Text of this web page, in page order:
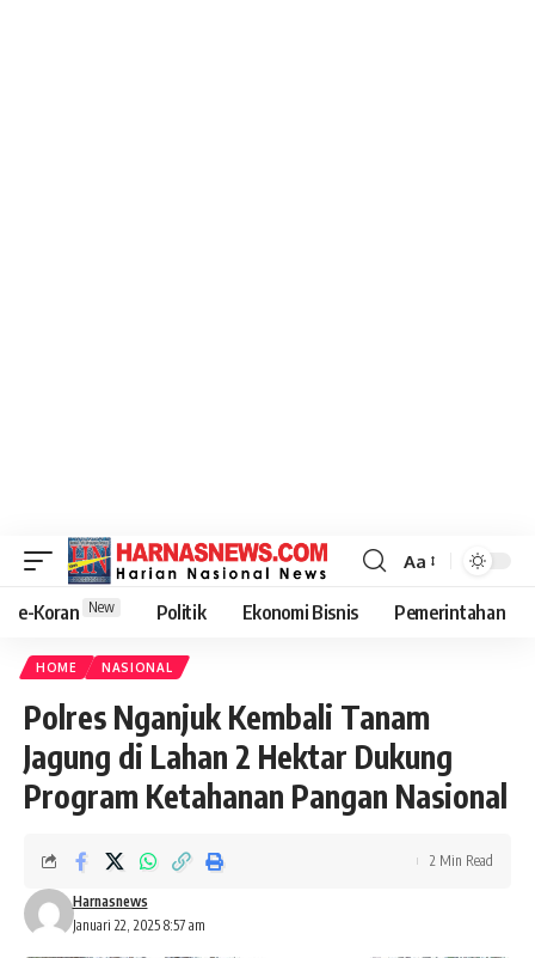
Aa
e-Koran New Politik Ekonomi Bisnis Pemerintahan
HOME NASIONAL
Polres Nganjuk Kembali Tanam
Jagung di Lahan 2 Hektar Dukung
Program Ketahanan Pangan Nasional
Januari 22, 2025 8:57 am
Harnasnews
2 Min Read